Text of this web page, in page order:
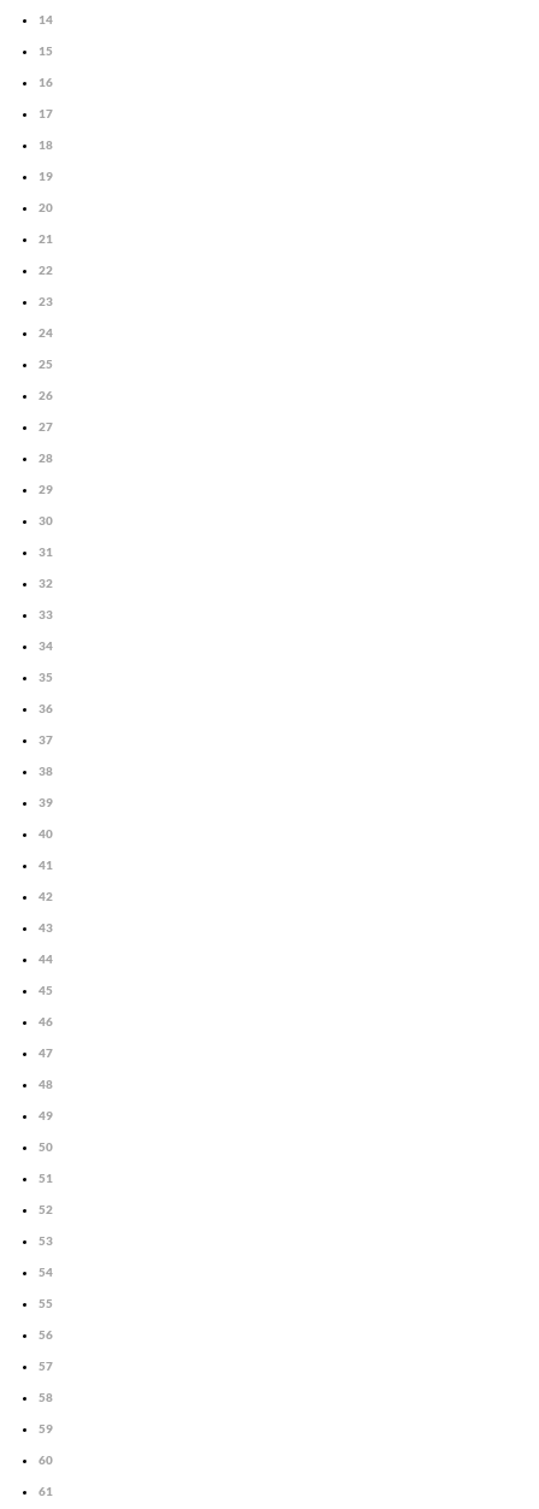
14
15
16
17
18
19
20
21
22
23
24
25
26
27
28
29
30
31
32
33
34
35
36
37
38
39
40
41
42
43
44
45
46
47
48
49
50
51
52
53
54
55
56
57
58
59
60
61